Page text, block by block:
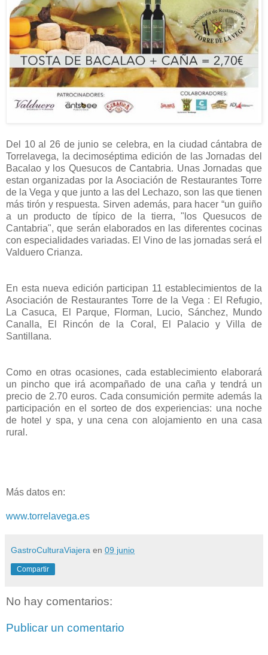
Del 10 al 26 de junio se celebra, en la ciudad cántabra de
Torrelavega, la decimoséptima edición de las Jornadas del
Bacalao y los Quesucos de Cantabria. Unas Jornadas que
estan organizadas por la Asociación de Restaurantes Torre
de la Vega y que junto a las del Lechazo, son las que tienen
más tirón y respuesta. Sirven además, para hacer “un guiño
a un producto de típico de la tierra, "los Quesucos de
Cantabria", que serán elaborados en las diferentes cocinas
con especialidades variadas. El Vino de las jornadas será el
Valduero Crianza.
En esta nueva edición participan 11 establecimientos de la
Asociación de Restaurantes Torre de la Vega : El Refugio,
La Casuca, El Parque, Florman, Lucio, Sánchez, Mundo
Canalla, El Rincón de la Coral, El Palacio y Villa de
Santillana.
Como en otras ocasiones, cada establecimiento elaborará
un pincho que irá acompañado de una caña y tendrá un
precio de 2.70 euros. Cada consumición permite además la
participación en el sorteo de dos experiencias: una noche
de hotel y spa, y una cena con alojamiento en una casa
rural.
Más datos en:
www.torrelavega.es
GastroCulturaViajera en 09 junio
Compartir
No hay comentarios:
Publicar un comentario